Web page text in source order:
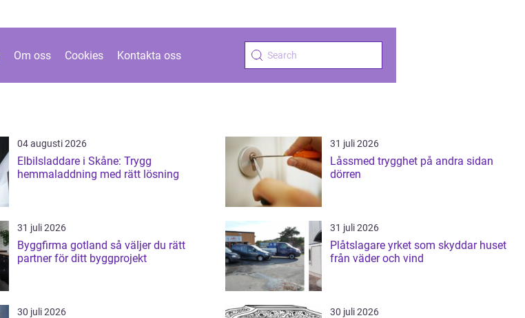
Om oss Cookies Kontakta oss
04 augusti 2026
Elbilsladdare i Skåne: Trygg
hemmaladdning med rätt lösning
31 juli 2026
Låssmed trygghet på andra sidan
dörren
31 juli 2026
Byggfirma gotland så väljer du rätt
partner för ditt byggprojekt
31 juli 2026
Plåtslagare yrket som skyddar huset
från väder och vind
30 juli 2026 30 juli 2026